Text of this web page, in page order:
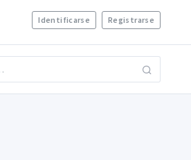
Identificarse Registrarse